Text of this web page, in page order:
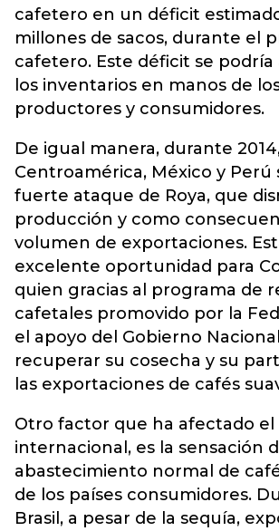
cafetero en un déficit
millones de sacos, durante el
cafetero. Este déficit se
los inventarios en manos de
productores y consumidores.
De igual manera, durante
Centroamérica, México y
fuerte ataque de Roya, que
producción y como
volumen de exportaciones.
excelente oportunidad para
quien gracias al programa de
cafetales promovido por la
el apoyo del Gobierno
recuperar su cosecha y su
las exportaciones de cafés
Otro factor que ha afectado el
internacional, es la sensación
abastecimiento normal de
de los países consumidores.
Brasil, a pesar de la sequía,